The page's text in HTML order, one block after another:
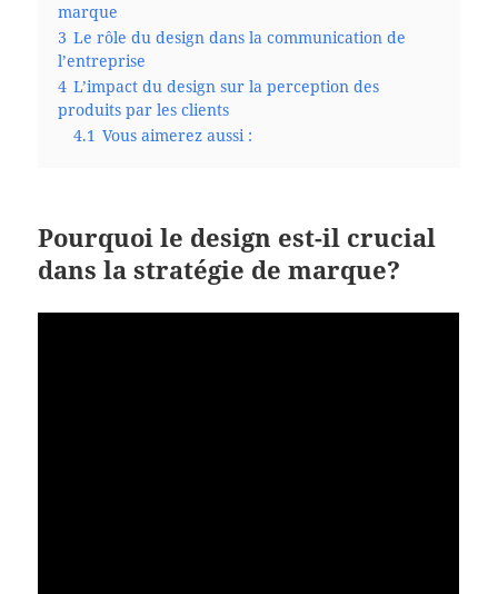
marque
3 Le rôle du design dans la communication de
l’entreprise
4 L’impact du design sur la perception des
produits par les clients
4.1 Vous aimerez aussi :
Pourquoi le design est-il crucial
dans la stratégie de marque?